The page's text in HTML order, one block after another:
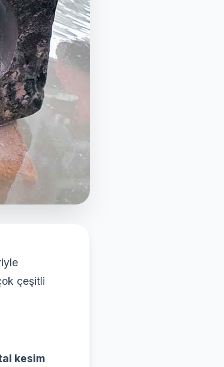
çeşitli
kesim